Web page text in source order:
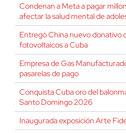
Condenan a Meta a pagar
afectar la salud mental de
Entregó China nuevo donativo
fotovoltaicos a Cuba
Empresa de Gas
pasarelas de pago
Conquista Cuba oro del
Santo Domingo 2026
Inaugurada exposición Arte